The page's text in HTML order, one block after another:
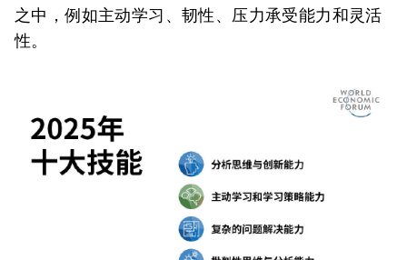
之中，例如主动学习、韧性、压力承受能力和灵活
性。